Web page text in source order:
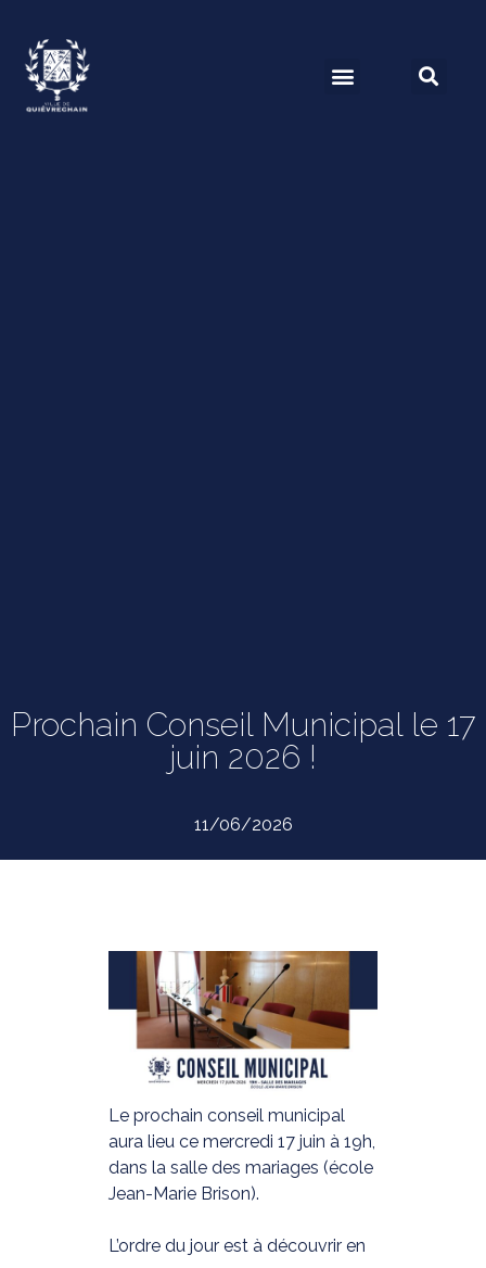
Prochain Conseil Municipal le 17
juin 2026 !
11/06/2026
Le prochain conseil municipal
aura lieu ce mercredi 17 juin à 19h,
dans la salle des mariages (école
Jean-Marie Brison).
L’ordre du jour est à découvrir en